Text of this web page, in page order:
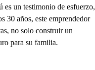
es un testimonio de esfuerzo,
30 años, este emprendedor
no solo construir un
para su familia.